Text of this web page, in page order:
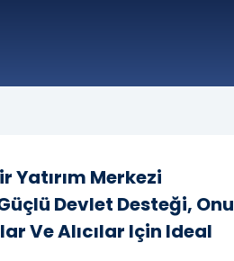
Yatırım Merkezi
Devlet Desteği, Onu
Ve Alıcılar Için Ideal